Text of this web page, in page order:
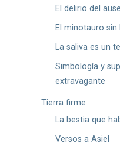
El delirio del
El minotauro sin
La saliva es un
Simbología y
extravagante
Tierra firme
La bestia que
Versos a Asiel